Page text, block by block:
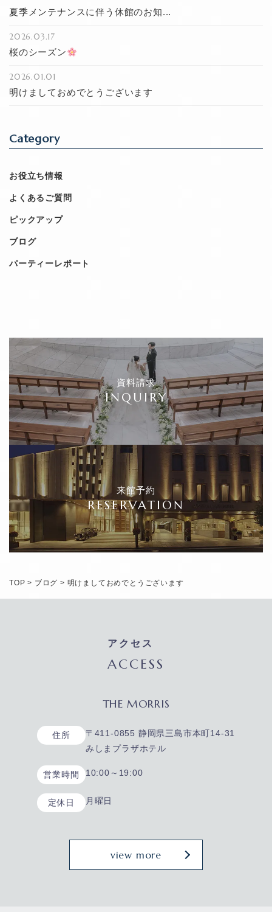
夏季メンテナンスに伴う休館のお知...
2026.03.17
桜のシーズン
2026.01.01
明けましておめでとうございます
Category
お役立ち情報
よくあるご質問
ピックアップ
ブログ
パーティーレポート
資料請求
INQUIRY
来館予約
RESERVATION
TOP > ブログ > 明けましておめでとうございます
アクセス
ACCESS
THE MORRIS
住所
〒411-0855 静岡県三島市本町14-31
みしまプラザホテル
営業時間 10:00～19:00
定休日 月曜日
view more